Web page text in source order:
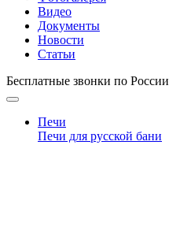
Видео
Документы
Новости
Статьи
Бесплатные звонки по России
Печи
Печи для русской бани